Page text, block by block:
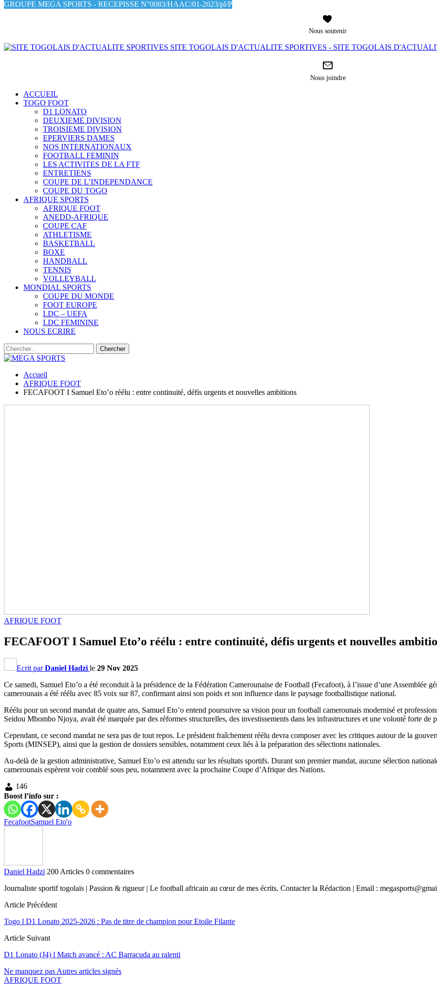
GROUPE MEGA SPORTS - RECEPISSE N°0083/HAAC/01-2023/pl/P
Nous soutenir
SITE TOGOLAIS D'ACTUALITE SPORTIVES - SITE TOGOLAIS
Nous joindre
ACCUEIL
TOGO FOOT
D1 LONATO
DEUXIEME DIVISION
TROISIEME DIVISION
EPERVIERS DAMES
NOS INTERNATIONAUX
FOOTBALL FEMININ
LES ACTIVITES DE LA FTF
ENTRETIENS
COUPE DE L’INDEPENDANCE
COUPE DU TOGO
AFRIQUE SPORTS
AFRIQUE FOOT
ANEDD-AFRIQUE
COUPE CAF
ATHLETISME
BASKETBALL
BOXE
HANDBALL
TENNIS
VOLLEYBALL
MONDIAL SPORTS
COUPE DU MONDE
FOOT EUROPE
LDC – UEFA
LDC FEMININE
NOUS ECRIRE
Accueil
AFRIQUE FOOT
FECAFOOT I Samuel Eto’o réélu : entre continuité, défis urgents et nouvelles ambitions
AFRIQUE FOOT
FECAFOOT I Samuel Eto’o réélu : entre continuité, défis urgents et nouvelles
Ecrit parDaniel Hadzi le 29 Nov 2025
Ce samedi, Samuel Eto’o a été reconduit à la présidence de la Fédération Camerounaise de Football (Fecafoot), à l’issue d’une Assemblée
camerounais a été réélu avec 85 voix sur 87, confirmant ainsi son poids et son influence dans le paysage footballistique national.
Réélu pour un second mandat de quatre ans, Samuel Eto’o entend poursuivre sa vision pour un football camerounais modernisé et
Seidou Mbombo Njoya, avait été marquée par des réformes structurelles, des investissements dans les infrastructures et une volonté forte de
Cependant, ce second mandat ne sera pas de tout repos. Le président fraîchement réélu devra composer avec les critiques autour de la
Sports (MINSEP), ainsi que la gestion de dossiers sensibles, notamment ceux liés à la préparation des sélections nationales.
Au-delà de la gestion administrative, Samuel Eto’o est attendu sur les résultats sportifs. Durant son premier mandat, aucune sélection
camerounais espèrent voir comblé sous peu, notamment avec la prochaine Coupe d’Afrique des Nations.
146
Boost l’info sur :
FecafootSamuel Eto'o
Daniel Hadzi 200 Articles 0 commentaires
Journaliste sportif togolais | Passion & rigueur | Le football africain au cœur de mes écrits. Contacter la Rédaction | Email :
Article Précédent
Togo l D1 Lonato 2025-2026 : Pas de titre de champion pour Etoile Filante
Article Suivant
D1 Lonato (J4) l Match avancé : AC Barracuda au ralenti
Ne manquez pas Autres articles signés
AFRIQUE FOOT